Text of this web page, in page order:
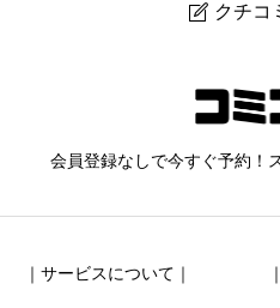
 クチコ
ニックネーム 任意
会員登録なしで今すぐ予約！
｜サービスについて｜